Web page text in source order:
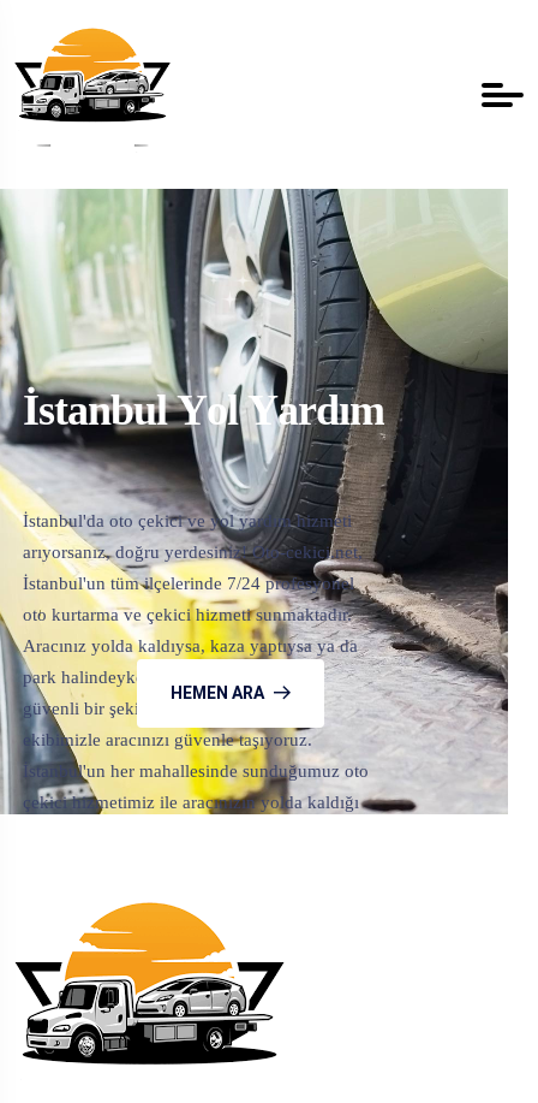
İstanbul Yol Yardım
İstanbul'da oto çekici ve yol yardım hizmeti
arıyorsanız, doğru yerdesiniz! Oto-cekici.net,
İstanbul'un tüm ilçelerinde 7/24 profesyonel
oto kurtarma ve çekici hizmeti sunmaktadır.
Aracınız yolda kaldıysa, kaza yaptıysa ya da
park halindeyken çalışmıyorsa, hızlı ve
güvenli bir şekilde size ulaşan uzman
ekibimizle aracınızı güvenle taşıyoruz.
İstanbul'un her mahallesinde sunduğumuz oto
çekici hizmetimiz ile aracınızın yolda kaldığı
yakın servise veya istediğiniz noktaya
taşımaktır.
HEMEN ARA